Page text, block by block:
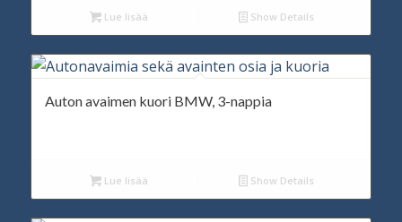
Lue lisää Show Details
Auton avaimen kuori BMW, 3-nappia
Lue lisää Show Details